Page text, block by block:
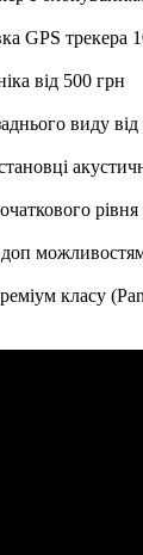
GPS трекера
від 500 грн
виду
рівня
доп
класу